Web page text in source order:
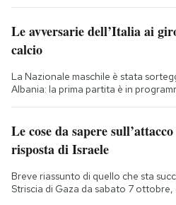
Le avversarie dell’Italia ai
calcio
La Nazionale maschile è stata
Albania: la prima partita è in
Le cose da sapere
risposta di Israele
Breve riassunto di quello che sta
Striscia di Gaza da sabato 7 ottobre,